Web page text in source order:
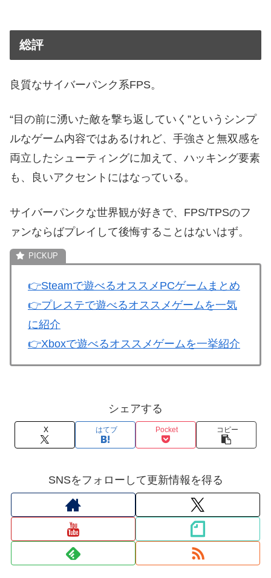
総評
良質なサイバーパンク系FPS。
“目の前に湧いた敵を撃ち返していく”というシンプ
ルなゲーム内容ではあるけれど、手強さと無双感を
両立したシューティングに加えて、ハッキング要素
も、良いアクセントにはなっている。
サイバーパンクな世界観が好きで、FPS/TPSのフ
ァンならばプレイして後悔することはないはず。
👉Steamで遊べるオススメPCゲームまとめ
👉プレステで遊べるオススメゲームを一気
に紹介
👉Xboxで遊べるオススメゲームを一挙紹介
シェアする
X はてブ Pocket コピー
SNSをフォローして更新情報を得る